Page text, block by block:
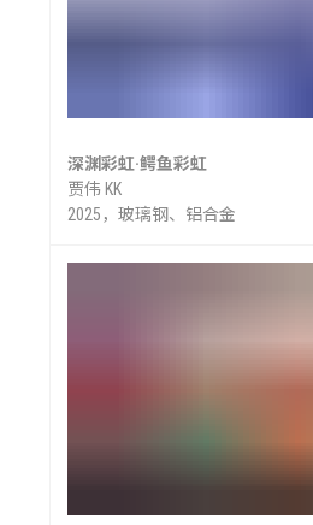
深渊彩虹·鳄鱼彩虹
贾伟 KK
2025，玻璃钢、铝合金